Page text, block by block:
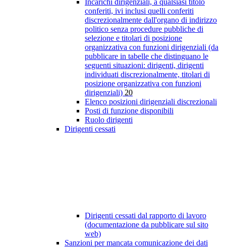
Incarichi dirigenziali, a qualsiasi titolo
conferiti, ivi inclusi quelli conferiti
discrezionalmente dall'organo di indirizzo
politico senza procedure pubbliche di
selezione e titolari di posizione
organizzativa con funzioni dirigenziali (da
pubblicare in tabelle che distinguano le
seguenti situazioni: dirigenti, dirigenti
individuati discrezionalmente, titolari di
posizione organizzativa con funzioni
dirigenziali) 20
Elenco posizioni dirigenziali discrezionali
Posti di funzione disponibili
Ruolo dirigenti
Dirigenti cessati
Dirigenti cessati dal rapporto di lavoro
(documentazione da pubblicare sul sito
web)
Sanzioni per mancata comunicazione dei dati